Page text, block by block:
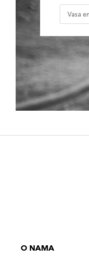
O NAMA